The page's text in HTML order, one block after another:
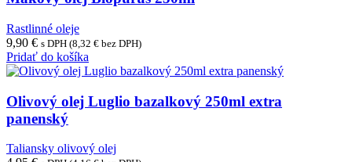
Rastlinné oleje
9,90 € s DPH (8,32 € bez DPH)
Pridať do košíka
Olivový olej Luglio bazalkový 250ml extra
panenský
Taliansky olivový olej